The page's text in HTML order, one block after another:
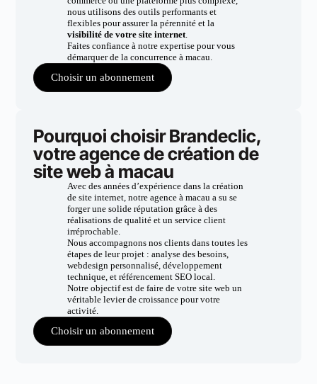
nous utilisons des outils performants et
flexibles pour assurer la pérennité et la
visibilité de votre site internet.
Faites confiance à notre expertise pour vous
démarquer de la concurrence à macau.
Choisir un abonnement
Pourquoi choisir Brandeclic,
votre agence de création de
site web à macau
Avec des années d’expérience dans la création
de site internet, notre agence à macau a su se
forger une solide réputation grâce à des
réalisations de qualité et un service client
irréprochable.
Nous accompagnons nos clients dans toutes les
étapes de leur projet : analyse des besoins,
webdesign personnalisé, développement
technique, et référencement SEO local.
Notre objectif est de faire de votre site web un
véritable levier de croissance pour votre
activité.
Choisir un abonnement